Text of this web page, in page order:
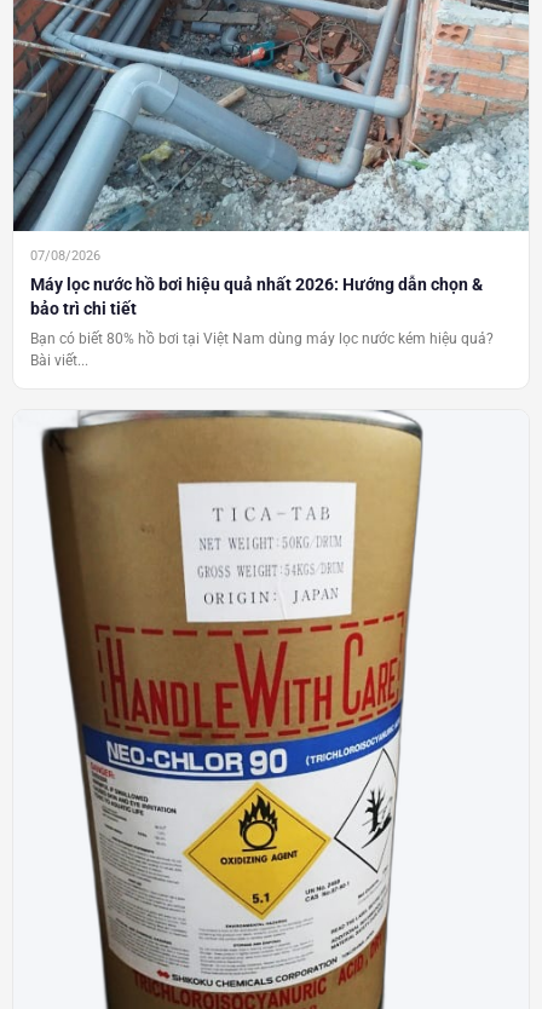
07/08/2026
Máy lọc nước hồ bơi hiệu quả nhất 2026: Hướng dẫn chọn &
bảo trì chi tiết
Bạn có biết 80% hồ bơi tại Việt Nam dùng máy lọc nước kém hiệu quả?
Bài viết...